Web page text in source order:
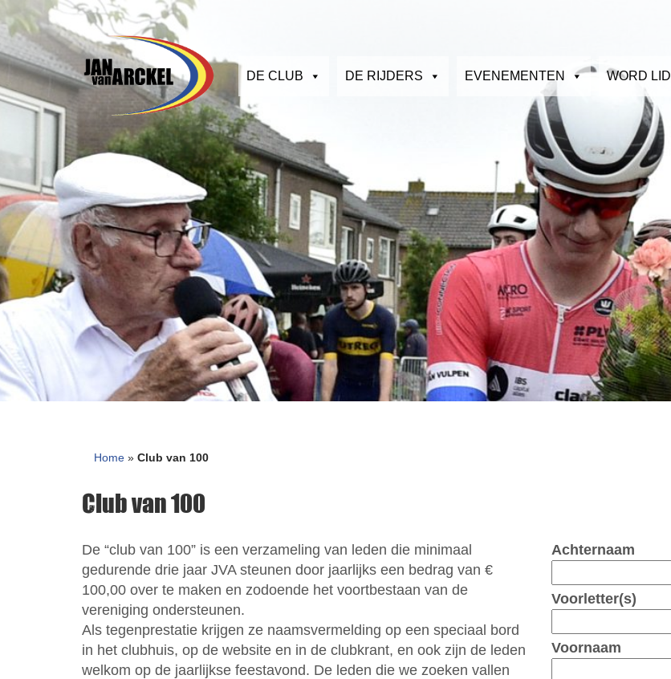
DE CLUB DE RIJDERS EVENEMENTEN WORD LID
Home » Club van 100
Club van 100
De “club van 100” is een verzameling van leden die minimaal
gedurende drie jaar JVA steunen door jaarlijks een bedrag van €
100,00 over te maken en zodoende het voortbestaan van de
vereniging ondersteunen.
Als tegenprestatie krijgen ze naamsvermelding op een speciaal bord
in het clubhuis, op de website en in de clubkrant, en ook zijn de leden
welkom op de jaarlijkse feestavond. De leden die we zoeken vallen
Achternaam
Voorletter(s)
Voornaam